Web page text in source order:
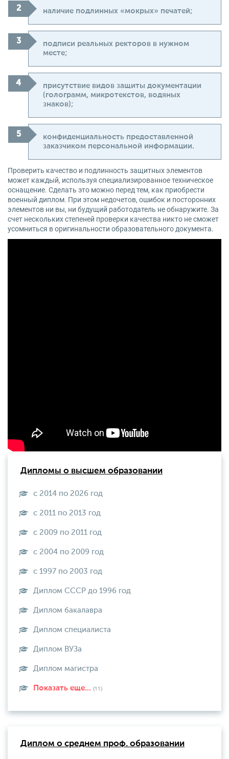
наличие подлинных «мокрых» печатей;
подписи реальных ректоров в нужном
месте;
присутствие видов защиты документации
(голограмм, микротекстов, водяных
знаков);
конфиденциальность предоставленной
заказчиком персональной информации.
Проверить качество и подлинность защитных элементов
может каждый, используя специализированное техническое
оснащение. Сделать это можно перед тем, как приобрести
военный диплом. При этом недочетов, ошибок и посторонних
элементов ни вы, ни будущий работодатель не обнаружите. За
счет нескольких степеней проверки качества никто не сможет
усомниться в оригинальности образовательного документа.
Дипломы о высшем образовании
с 2014 по 2026 год
с 2011 по 2013 год
с 2009 по 2011 год
с 2004 по 2009 год
с 1997 по 2003 год
Диплом СССР до 1996 год
Диплом бакалавра
Диплом специалиста
Диплом ВУЗа
Диплом магистра
Показать еще... (11)
Диплом о среднем проф. образовании